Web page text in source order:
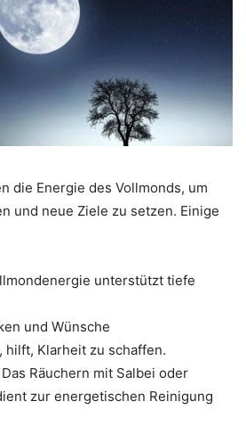
die Energie des Vollmonds, um
und neue Ziele zu setzen. Einige
unterstützt tiefe
und Wünsche
hilft, Klarheit zu schaffen.
Das Räuchern mit Salbei oder
zur energetischen Reinigung